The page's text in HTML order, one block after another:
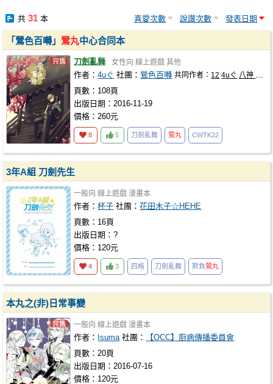
共 31本 喜愛次數 說讚次數 發表日期
「鶯色百囀」 鶯丸中心合同本
刀劍亂舞 女性向 線上遊戲 其他
作者：4uぐ 社團： 鶯色百囀 共同作者： 12 4uぐ 八神 市
頁數：108頁
出版日期：2016-11-19
價格：260元
8 5 刀劍亂舞 鶯丸 CWTK22
3年A組 刀劍先生
一般向 線上遊戲 漫畫本
作者：杯子 社團：花田木子☆HEHE
頁數：16頁
出版日期：?
價格：120元
4 3 四格 刀劍亂舞 欺負鶯丸
本丸之(非)日常事變
一般向 線上遊戲 漫畫本
作者： Isuma 社團：
【OCC】廚病傳播委員會
頁數：20頁
出版日期：2016-07-16
價格：120元